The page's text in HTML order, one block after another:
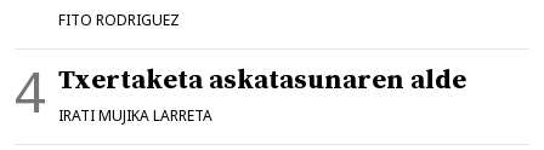
FITO RODRIGUEZ
Txertaketa askatasunaren alde
IRATI MUJIKA LARRETA